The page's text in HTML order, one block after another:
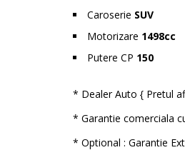
Caroserie SUV
Motorizare 1498cc
Putere CP 150
* Dealer Auto { Pretul
* Garantie comerciala
* Optional : Garantie